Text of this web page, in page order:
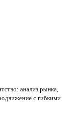
анализ рынка,
с гибкими